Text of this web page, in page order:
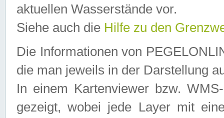
aktuellen Wasserstände vor.
Siehe auch die Hilfe zu den
Die Informationen von
die man jeweils in der Darstellung
In einem Kartenviewer bzw.
gezeigt, wobei jede Layer mit